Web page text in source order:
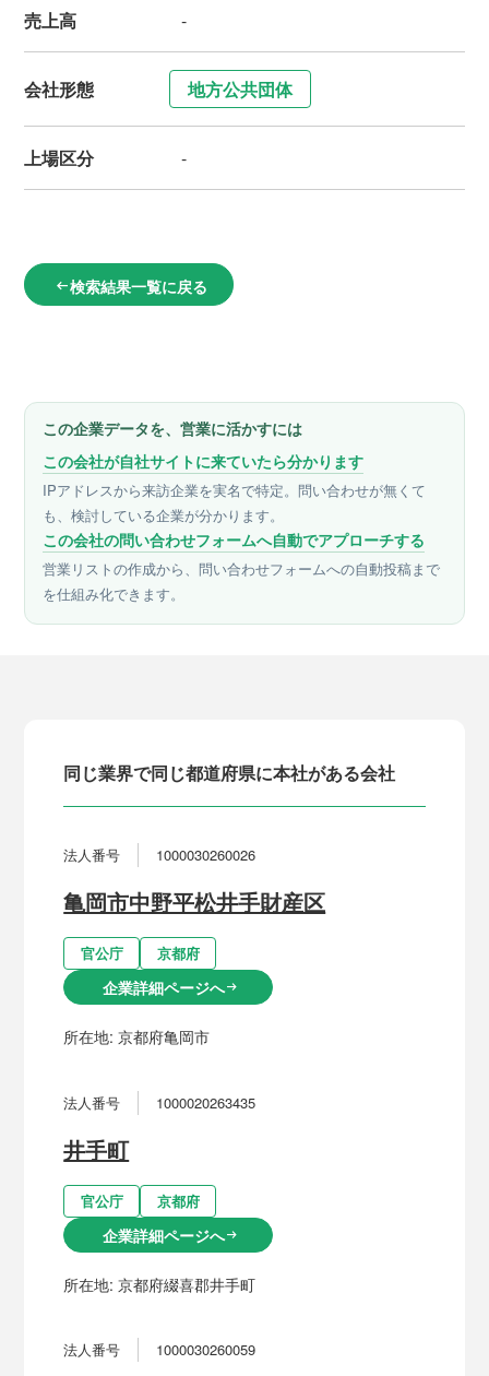
売上高 -
会社形態 地方公共団体
上場区分 -
arrow_left_alt検索結果一覧に戻る
この企業データを、営業に活かすには
この会社が自社サイトに来ていたら分かります
IPアドレスから来訪企業を実名で特定。問い合わせが無くて
も、検討している企業が分かります。
この会社の問い合わせフォームへ自動でアプローチする
営業リストの作成から、問い合わせフォームへの自動投稿まで
を仕組み化できます。
同じ業界で同じ都道府県に本社がある会社
法人番号 1000030260026
亀岡市中野平松井手財産区
官公庁 京都府
企業詳細ページへarrow_right_alt
所在地:京都府亀岡市
法人番号 1000020263435
井手町
官公庁 京都府
企業詳細ページへarrow_right_alt
所在地:京都府綴喜郡井手町
法人番号 1000030260059